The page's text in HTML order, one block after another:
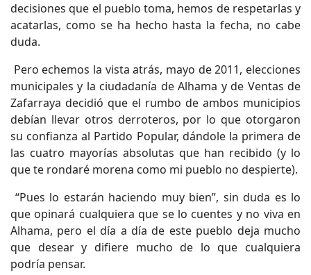
decisiones que el pueblo toma, hemos de respetarlas y
acatarlas, como se ha hecho hasta la fecha, no cabe
duda.
Pero echemos la vista atrás, mayo de 2011, elecciones
municipales y la ciudadanía de Alhama y de Ventas de
Zafarraya decidió que el rumbo de ambos municipios
debían llevar otros derroteros, por lo que otorgaron
su confianza al Partido Popular, dándole la primera de
las cuatro mayorías absolutas que han recibido (y lo
que te rondaré morena como mi pueblo no despierte).
“Pues lo estarán haciendo muy bien”, sin duda es lo
que opinará cualquiera que se lo cuentes y no viva en
Alhama, pero el día a día de este pueblo deja mucho
que desear y difiere mucho de lo que cualquiera
podría pensar.